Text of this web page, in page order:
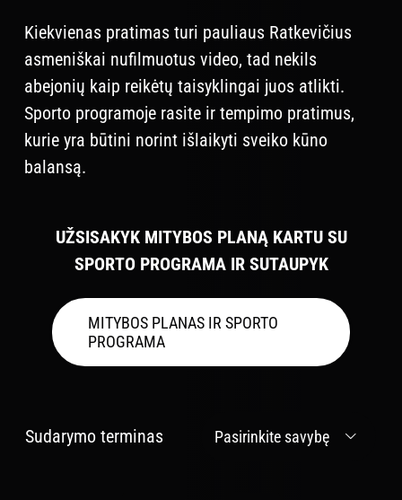
Kiekvienas pratimas turi pauliaus Ratkevičius
asmeniškai nufilmuotus video, tad nekils
abejonių kaip reikėtų taisyklingai juos atlikti.
Sporto programoje rasite ir tempimo pratimus,
kurie yra būtini norint išlaikyti sveiko kūno
balansą.
UŽSISAKYK MITYBOS PLANĄ KARTU SU
SPORTO PROGRAMA IR SUTAUPYK
MITYBOS PLANAS IR SPORTO
PROGRAMA
Sudarymo terminas 